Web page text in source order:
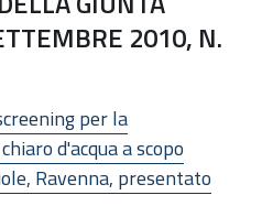
2010, N.
per la
d'acqua a scopo
Ravenna, presentato